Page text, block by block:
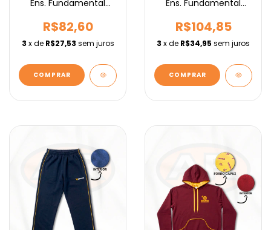
Ens. Fundamental
R$82,60
3 x de R$27,53 sem juros
COMPRAR
Ens. Fundamental
R$104,85
3 x de R$34,95 sem juros
COMPRAR